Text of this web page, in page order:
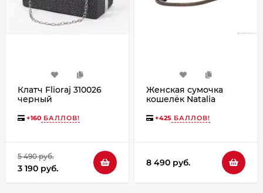
Клатч Flioraj 310026
черный
+160 БАЛЛОВ!
5 490 руб.
3 190 руб.
Женская сумочка
кошелёк Natalia
53.2п.621 коричневая
+425 БАЛЛОВ!
8 490 руб.